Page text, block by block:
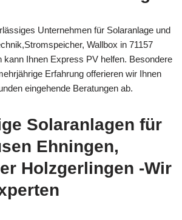
Unternehmen für Solaranlage und
Wallbox in 71157
kann Ihnen Express PV helfen. Besondere
Erfahrung offerieren wir Ihnen
eingehende Beratungen ab.
Solaranlagen für
Ehningen,
Holzgerlingen -Wir